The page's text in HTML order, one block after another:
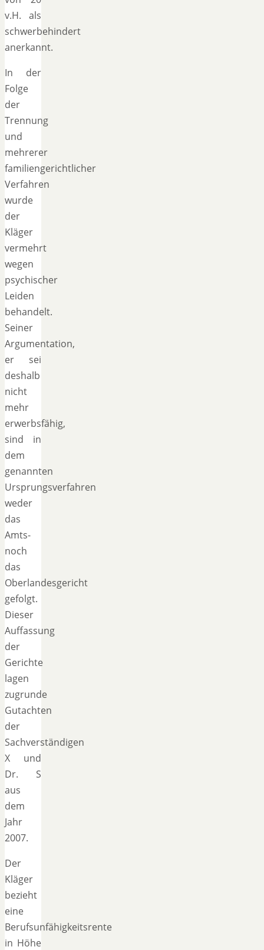
v.H. als
schwerbehindert
anerkannt.
In der
Folge
der
Trennung
und
mehrerer
familiengerichtlicher
Verfahren
wurde
der
Kläger
vermehrt
wegen
psychischer
Leiden
behandelt.
Seiner
Argumentation,
er sei
deshalb
nicht
mehr
erwerbsfähig,
sind in
dem
genannten
Ursprungsverfahren
weder
das
Amts-
noch
das
Oberlandesgericht
gefolgt.
Dieser
Auffassung
der
Gerichte
lagen
zugrunde
Gutachten
der
Sachverständigen
X und
Dr. S
aus
dem
Jahr
2007.
Der
Kläger
bezieht
eine
Berufsunfähigkeitsrente
in Höhe